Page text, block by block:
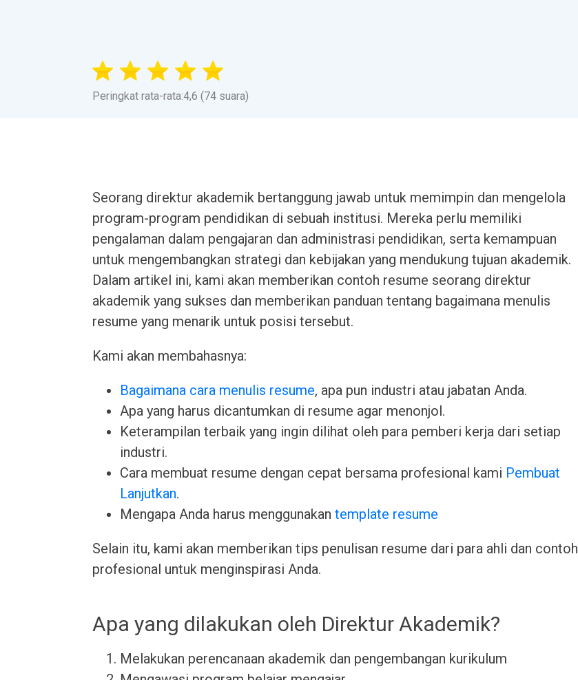
Peringkat rata-rata:4,6 (74 suara)
Seorang direktur akademik bertanggung jawab untuk memimpin dan mengelola
program-program pendidikan di sebuah institusi. Mereka perlu memiliki
pengalaman dalam pengajaran dan administrasi pendidikan, serta kemampuan
untuk mengembangkan strategi dan kebijakan yang mendukung tujuan akademik.
Dalam artikel ini, kami akan memberikan contoh resume seorang direktur
akademik yang sukses dan memberikan panduan tentang bagaimana menulis
resume yang menarik untuk posisi tersebut.
Kami akan membahasnya:
Bagaimana cara menulis resume, apa pun industri atau jabatan Anda.
Apa yang harus dicantumkan di resume agar menonjol.
Keterampilan terbaik yang ingin dilihat oleh para pemberi kerja dari setiap
industri.
Cara membuat resume dengan cepat bersama profesional kami Pembuat
Lanjutkan.
Mengapa Anda harus menggunakantemplate resume
Selain itu, kami akan memberikan tips penulisan resume dari para ahli dan contoh
profesional untuk menginspirasi Anda.
Apa yang dilakukan oleh Direktur Akademik?
Melakukan perencanaan akademik dan pengembangan kurikulum